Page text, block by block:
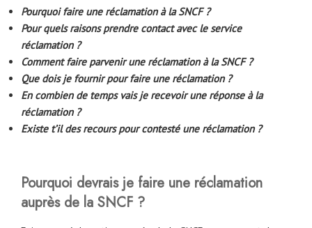
Pourquoi faire une réclamation à la SNCF ?
Pour quels raisons prendre contact avec le service
réclamation ?
Comment faire parvenir une réclamation à la SNCF ?
Que dois je fournir pour faire une réclamation ?
En combien de temps vais je recevoir une réponse à la
réclamation ?
Existe t’il des recours pour contesté une réclamation ?
Pourquoi devrais je faire une réclamation
auprès de la SNCF ?